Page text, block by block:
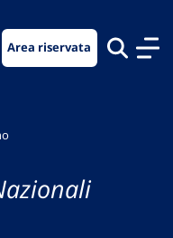
Area riservata